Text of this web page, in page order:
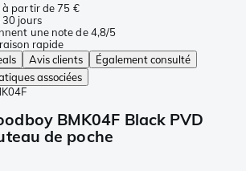
partir de 75 €
jours
une note de 4,8/5
rapide
Avis clients
Également consulté
associées
BMK04F Black PVD
de poche